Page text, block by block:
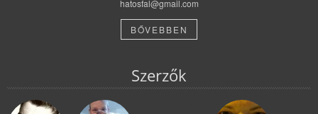
hatosfal@gmail.com
BŐVEBBEN
Szerzők